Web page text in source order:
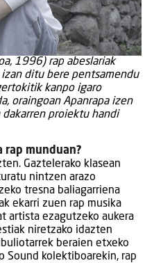
1996) rap abeslariak
ditu bere pentsamendu
kanpo igaro
oraingoan Apanrapa izen
proiektu handi
rap munduan?
Gaztelerako klasean
nintzen arazo
tresna baliagarriena
ekarri zuen rap musika
artista ezagutzeko aukera
niretzako idazten
beraien etxeko
Sound kolektiboarekin, rap